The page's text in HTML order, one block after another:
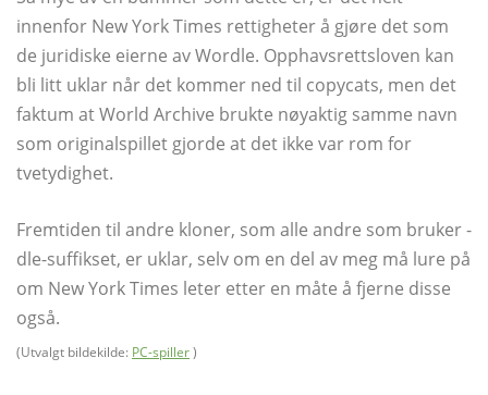
innenfor New York Times rettigheter å gjøre det som
de juridiske eierne av Wordle. Opphavsrettsloven kan
bli litt uklar når det kommer ned til copycats, men det
faktum at World Archive brukte nøyaktig samme navn
som originalspillet gjorde at det ikke var rom for
tvetydighet.
Fremtiden til andre kloner, som alle andre som bruker -
dle-suffikset, er uklar, selv om en del av meg må lure på
om New York Times leter etter en måte å fjerne disse
også.
(Utvalgt bildekilde: PC-spiller)